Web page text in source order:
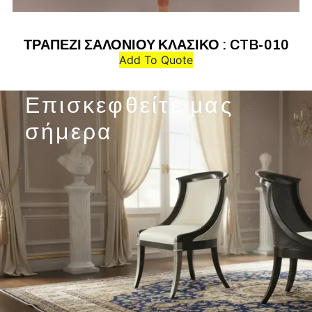
ΤΡΑΠΕΖΙ ΣΑΛΟΝΙΟΥ ΚΛΑΣΙΚΟ : CTB-010
Add To Quote
Επισκεφθείτε μας
σήμερα